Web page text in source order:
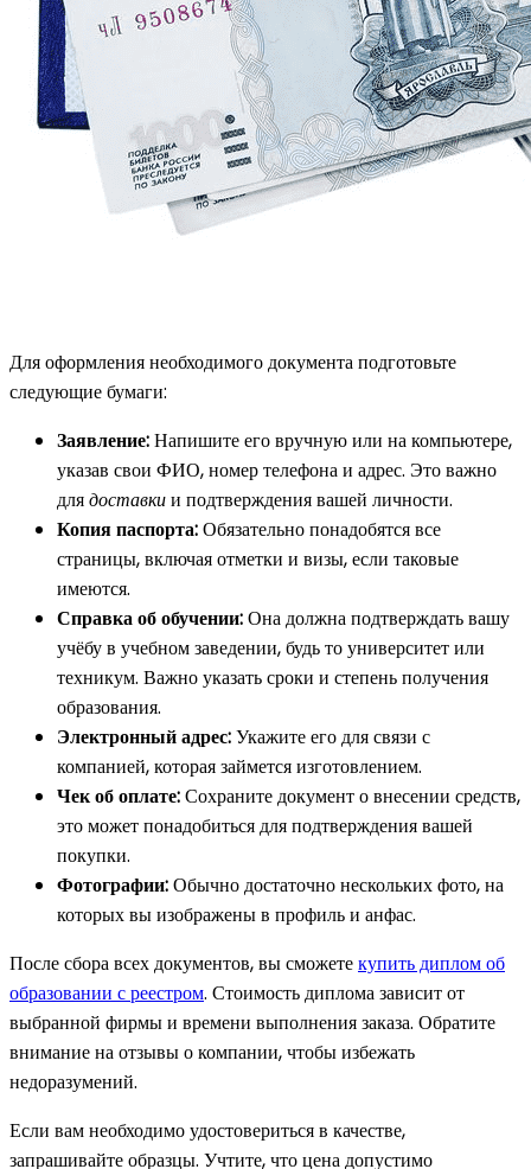
Для оформления необходимого документа подготовьте
следующие бумаги:
Заявление:Напишите его вручную или на компьютере,
указав свои ФИО, номер телефона и адрес. Это важно
длядоставкии подтверждения вашей личности.
Копия паспорта:Обязательно понадобятся все
страницы, включая отметки и визы, если таковые
имеются.
Справка об обучении:Она должна подтверждать вашу
учёбу в учебном заведении, будь то университет или
техникум. Важно указать сроки и степень получения
образования.
Электронный адрес:Укажите его для связи с
компанией, которая займется изготовлением.
Чек об оплате:Сохраните документ о внесении средств,
это может понадобиться для подтверждения вашей
покупки.
Фотографии:Обычно достаточно нескольких фото, на
которых вы изображены в профиль и анфас.
После сбора всех документов, вы сможетекупить диплом об
образовании с реестром. Стоимость диплома зависит от
выбранной фирмы и времени выполнения заказа. Обратите
внимание на отзывы о компании, чтобы избежать
недоразумений.
Если вам необходимо удостовериться в качестве,
запрашивайте образцы. Учтите, что цена допустимо